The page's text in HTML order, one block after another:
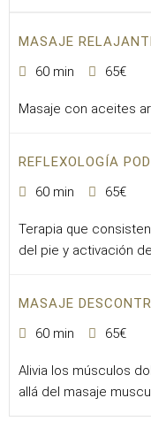
MASAJE
60 min
65€
Masaje con aceites
REFLEXOLOGÍA
60 min
65€
Terapia que
del pie y activación
MASAJE
60 min
65€
Alivia los músculos
allá del masaje